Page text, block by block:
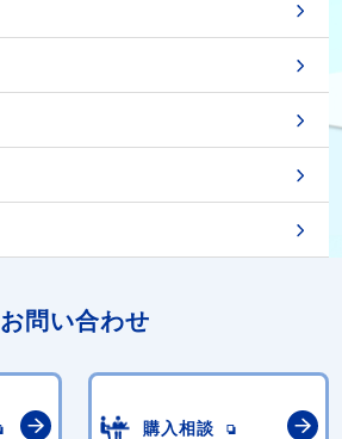
お問い合わせ
購入相談